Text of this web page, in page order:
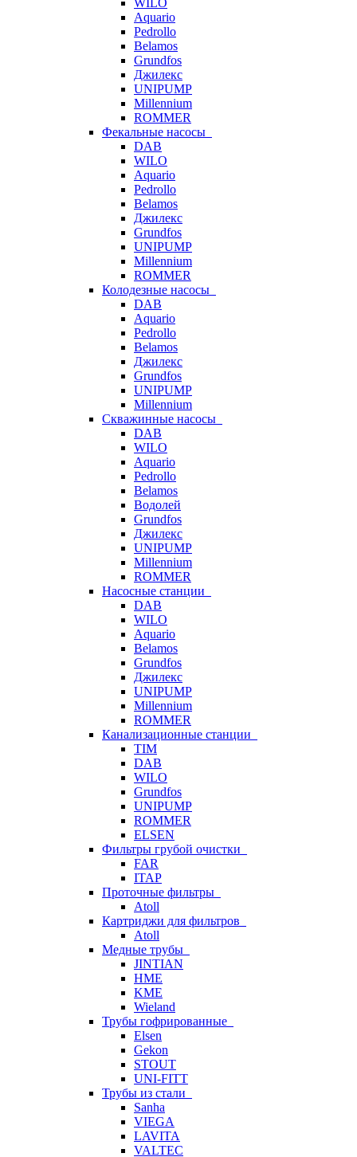
WILO
Aquario
Pedrollo
Belamos
Grundfos
Джилекс
UNIPUMP
Millennium
ROMMER
Фекальные насосы
DAB
WILO
Aquario
Pedrollo
Belamos
Джилекс
Grundfos
UNIPUMP
Millennium
ROMMER
Колодезные насосы
DAB
Aquario
Pedrollo
Belamos
Джилекс
Grundfos
UNIPUMP
Millennium
Скважинные насосы
DAB
WILO
Aquario
Pedrollo
Belamos
Водолей
Grundfos
Джилекс
UNIPUMP
Millennium
ROMMER
Насосные станции
DAB
WILO
Aquario
Belamos
Grundfos
Джилекс
UNIPUMP
Millennium
ROMMER
Канализационные станции
TIM
DAB
WILO
Grundfos
UNIPUMP
ROMMER
ELSEN
Фильтры грубой очистки
FAR
ITAP
Проточные фильтры
Atoll
Картриджи для фильтров
Atoll
Медные трубы
JINTIAN
HME
KME
Wieland
Трубы гофрированные
Elsen
Gekon
STOUT
UNI-FITT
Трубы из стали
Sanha
VIEGA
LAVITA
VALTEC